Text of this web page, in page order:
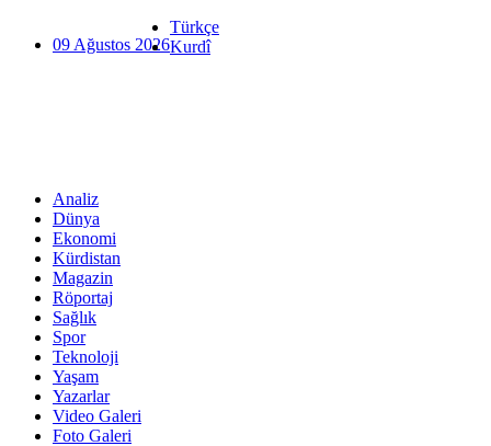
09 Ağustos 2026
Türkçe
Kurdî
Analiz
Dünya
Ekonomi
Kürdistan
Magazin
Röportaj
Sağlık
Spor
Teknoloji
Yaşam
Yazarlar
Video Galeri
Foto Galeri